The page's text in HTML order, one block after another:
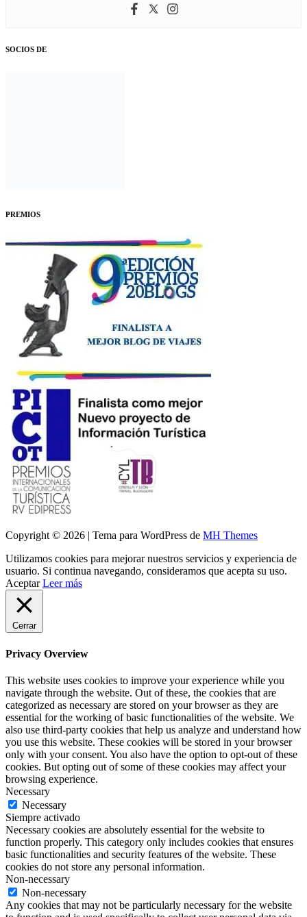
SOCIOS DE
PREMIOS
Copyright © 2026 | Tema para WordPress de MH Themes
Utilizamos cookies para mejorar nuestros servicios y experiencia de
usuario. Si continua navegando, consideramos que acepta su uso.
Aceptar Leer más
Cerrar
Privacy Overview
This website uses cookies to improve your experience while you
navigate through the website. Out of these, the cookies that are
categorized as necessary are stored on your browser as they are
essential for the working of basic functionalities of the website. We
also use third-party cookies that help us analyze and understand how
you use this website. These cookies will be stored in your browser
only with your consent. You also have the option to opt-out of these
cookies. But opting out of some of these cookies may affect your
browsing experience.
Necessary
Necessary
Siempre activado
Necessary cookies are absolutely essential for the website to
function properly. This category only includes cookies that ensures
basic functionalities and security features of the website. These
cookies do not store any personal information.
Non-necessary
Non-necessary
Any cookies that may not be particularly necessary for the website